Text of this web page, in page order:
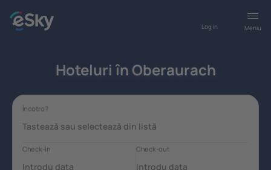
Meniu
Log in
Hoteluri în Oberaurach